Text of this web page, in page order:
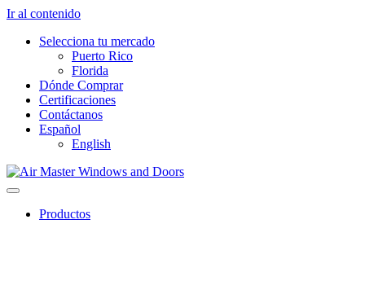
Ir al contenido
Selecciona tu mercado
Puerto Rico
Florida
Dónde Comprar
Certificaciones
Contáctanos
Español
English
Productos